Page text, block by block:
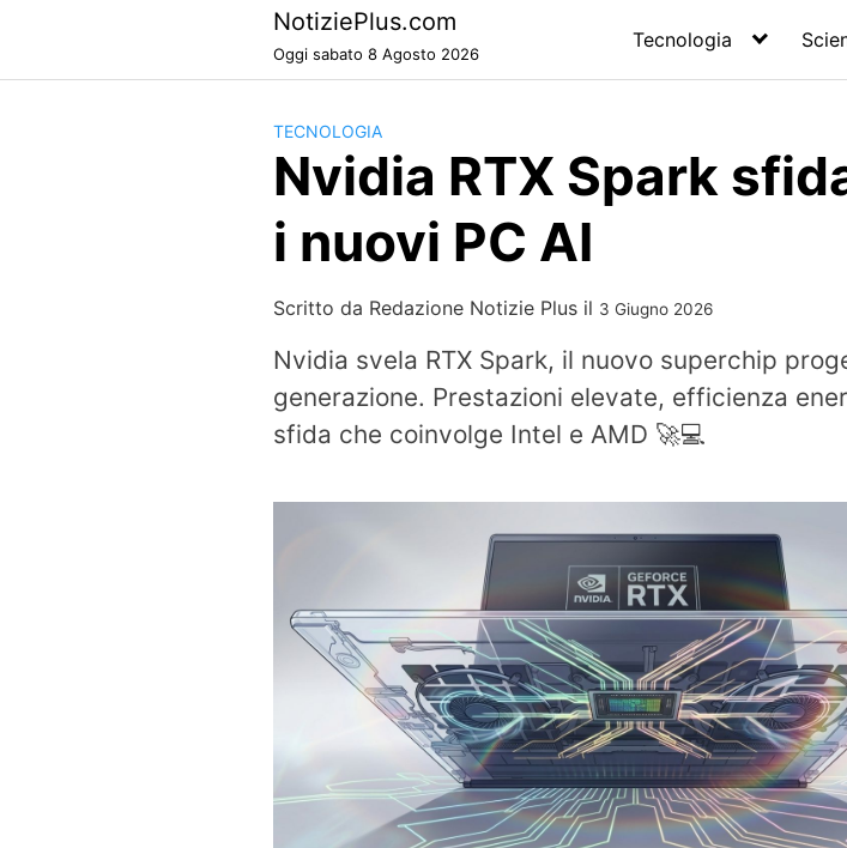
NotiziePlus.com
Oggi sabato 8 Agosto 2026
Tecnologia
TECNOLOGIA
Nvidia RTX Spark
i nuovi PC AI
Scritto da Redazione Notizie Plus il 3 Giugno 2026
Nvidia svela RTX Spark, il nuovo superchip
generazione. Prestazioni elevate, efficienza
sfida che coinvolge Intel e AMD 🚀💻